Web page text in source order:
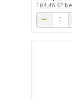
164,46 Kč